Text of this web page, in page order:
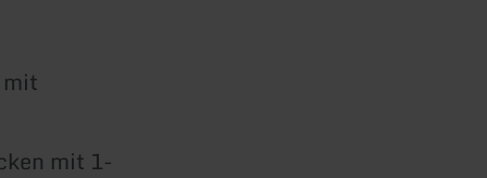
mit 1-